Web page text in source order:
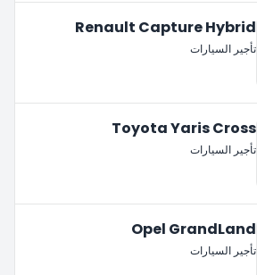
Renault Capture Hybrid
تأجير السيارات
Toyota Yaris Cross
تأجير السيارات
Opel GrandLand
تأجير السيارات